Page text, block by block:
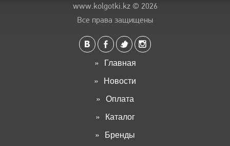
www.kolgotki.kz© 2026
Все права защищены
Главная
Новости
Оплата
Каталог
Бренды